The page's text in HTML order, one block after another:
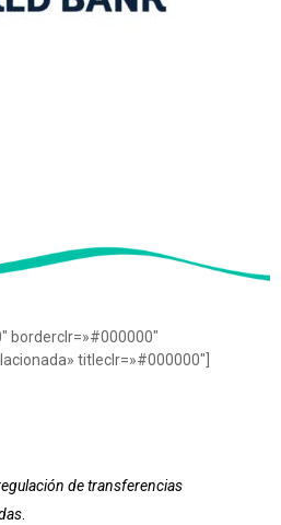
borderclr=»#000000″
titleclr=»#000000″]
de transferencias